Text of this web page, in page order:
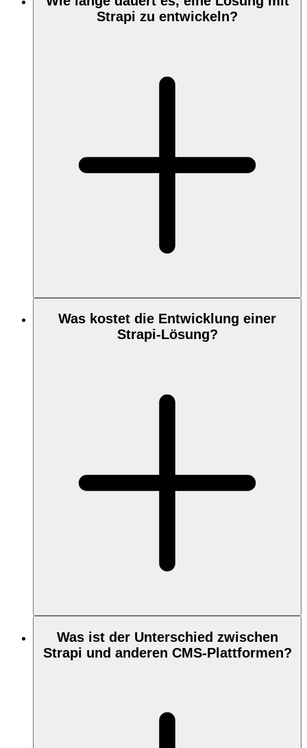
Strapi zu entwickeln?
Was kostet die Entwicklung einer
Strapi-Lösung?
Was ist der Unterschied zwischen
Strapi und anderen CMS-Plattformen?